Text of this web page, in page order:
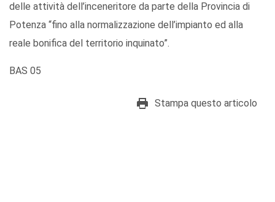
delle attività dell’inceneritore da parte della Provincia di
Potenza “fino alla normalizzazione dell’impianto ed alla
reale bonifica del territorio inquinato”.
BAS 05
Stampa questo articolo